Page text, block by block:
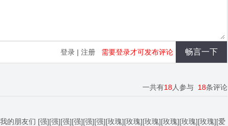
登录 |注册 需要登录才可发布评论
一共有18人参与 18条评论
的朋友们 [强][强][强][强][强][强][玫瑰][玫瑰][玫瑰][玫瑰][玫瑰][玫瑰][爱